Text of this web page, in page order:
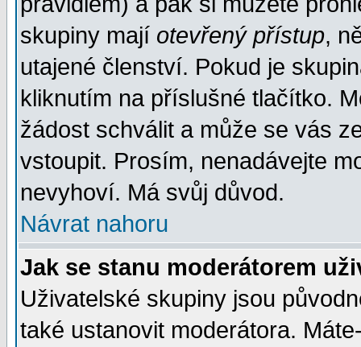
skupiny mají otevřený přístup,
utajené členství. Pokud je
kliknutím na příslušné tlačítko.
žádost schválit a může se vás
vstoupit. Prosím, nenadávejte
nevyhoví. Má svůj důvod.
Návrat nahoru
Jak se stanu moderátorem
Uživatelské skupiny jsou
také ustanovit moderátora.